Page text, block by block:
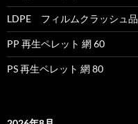
LDPE フィルムクラッシュ品
PP 再生ペレット 網 60
PS 再生ペレット 網 80